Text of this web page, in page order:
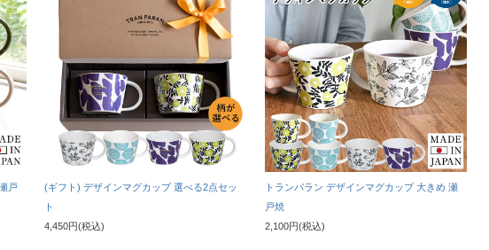
戸
(ギフト) デザインマグカップ 選べる2点セッ
ト
4,450円(税込)
トランパラン デザインマグカップ 大きめ 瀬
戸焼
2,100円(税込)